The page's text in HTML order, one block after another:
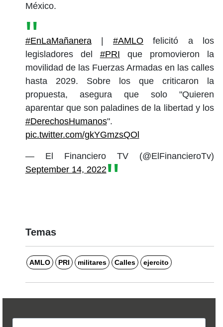
México.
#EnLaMañanera|#AMLO felicitó a los
legisladores del #PRI que promovieron la
movilidad de las Fuerzas Armadas en las calles
hasta 2029. Sobre los que criticaron la
propuesta, asegura que solo "Quieren
aparentar que son paladines de la libertad y los
#DerechosHumanos".
pic.twitter.com/gkYGmzsQOl
— El Financiero TV (@ElFinancieroTv)
September 14, 2022
Temas
AMLO PRI militares Calles ejercito